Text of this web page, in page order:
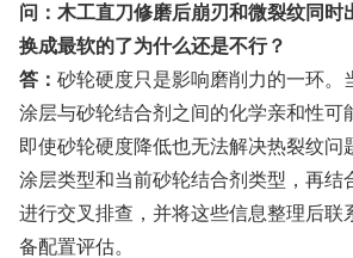
问：木工直刀修磨后崩刃和微裂纹同时
换成最软的了为什么还是不行？
答： 砂轮硬度只是影响磨削力的一环。
涂层与砂轮结合剂之间的化学亲和性可
即使砂轮硬度降低也无法解决热裂纹问
涂层类型和当前砂轮结合剂类型，再结
进行交叉排查，并将这些信息整理后联
备配置评估。